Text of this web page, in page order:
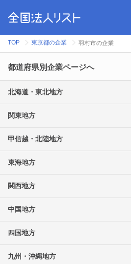
TOP 東京都の企業 羽村市の企業
都道府県別企業ページへ
北海道・東北地方
関東地方
甲信越・北陸地方
東海地方
関西地方
中国地方
四国地方
九州・沖縄地方